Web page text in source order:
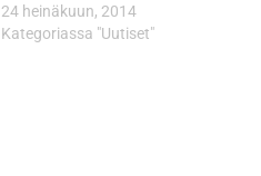
Skandinavian Open -sarjan
kolmesta kilpailulähdöstä
24 heinäkuun, 2014
Kategoriassa "Uutiset"